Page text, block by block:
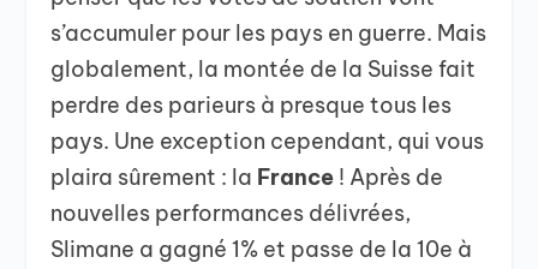
s’accumuler pour les pays en guerre. Mais
globalement, la montée de la Suisse fait
perdre des parieurs à presque tous les
pays. Une exception cependant, qui vous
plaira sûrement : la France ! Après de
nouvelles performances délivrées,
Slimane a gagné 1% et passe de la 10e à